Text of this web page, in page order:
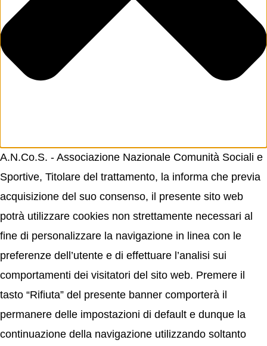
A.N.Co.S. - Associazione Nazionale Comunità Sociali e
Sportive, Titolare del trattamento, la informa che previa
acquisizione del suo consenso, il presente sito web
potrà utilizzare cookies non strettamente necessari al
fine di personalizzare la navigazione in linea con le
preferenze dell’utente e di effettuare l’analisi sui
comportamenti dei visitatori del sito web. Premere il
tasto “Rifiuta” del presente banner comporterà il
permanere delle impostazioni di default e dunque la
continuazione della navigazione utilizzando soltanto